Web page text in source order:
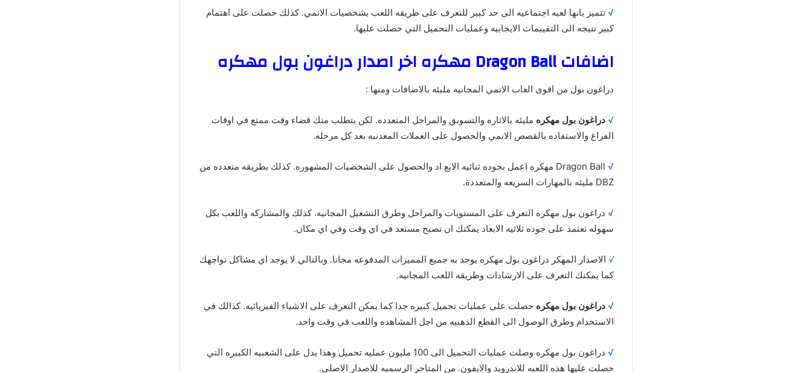
√ تتميز بانها لعبه اجتماعيه الى حد كبير للتعرف على طريقه اللعب بشخصيات الانمي. كذلك حصلت على اهتمام
كبير نتيجه الى التقييمات الايجابيه وعمليات التحميل التي حصلت عليها.
اضافات Dragon Ball مهكره اخر اصدار دراغون بول مهكره
دراغون بول من اقوى العاب الانمي المجانيه مليئه بالاضافات ومنها :
√ دراغون بول مهكره مليئه بالاثاره والتسويق والمراحل المتعدده. لكن يتطلب منك قضاء وقت ممتع في اوقات
الفراغ والاستفاده بالقصص الانمي والحصول على العملات المعدنيه بعد كل مرحله.
√
Dragon Ball مهكره اعمل بجوده ثنائيه الابع اد والحصول على الشخصيات المشهوره. كذلك بطريقه متعدده من
DBZ مليئه بالمهارات السريعه والمتعددة.
√ دراغون بول مهكره التعرف على المستويات والمراحل وطرق التشغيل المجانيه. كذلك والمشاركه واللعب بكل
سهوله تعتمد على جوده ثلاثيه الابعاد يمكنك ان تصبح مستعد في اي وقت وفي اي مكان.
√ الاصدار المهكر دراغون بول مهكره يوجد به جميع المميزات المدفوعه مجانا. وبالتالي لا يوجد اي مشاكل تواجهك
كما يمكنك التعرف على الارشادات وطريقه اللعب المجانيه.
√ دراغون بول مهكره حصلت على عمليات تحميل كبيره جدا كما يمكن التعرف على الاشياء الفيزيائيه. كذالك في
الاستخدام وطرق الوصول الى القطع الذهبيه من اجل المشاهده واللعب في وقت واحد.
√
دراغون بول مهكره وصلت عمليات التحميل الى 100 مليون عمليه تحميل وهذا يدل على الشعبيه الكبيره التي
حصلت عليها هذه اللعبه للاندرويد والايفون. من المتاجر الرسميه للاصدار الاصلي.